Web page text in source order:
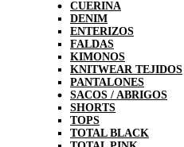
CUERINA
DENIM
ENTERIZOS
FALDAS
KIMONOS
KNITWEAR TEJIDOS
PANTALONES
SACOS / ABRIGOS
SHORTS
TOPS
TOTAL BLACK